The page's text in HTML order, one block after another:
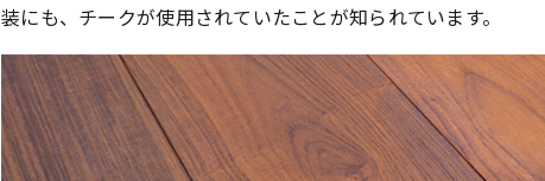
装にも、チークが使用されていたことが知られています。